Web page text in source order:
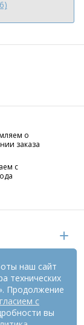
о
заказа
с
наш сайт
технических
Продолжение
с
вы